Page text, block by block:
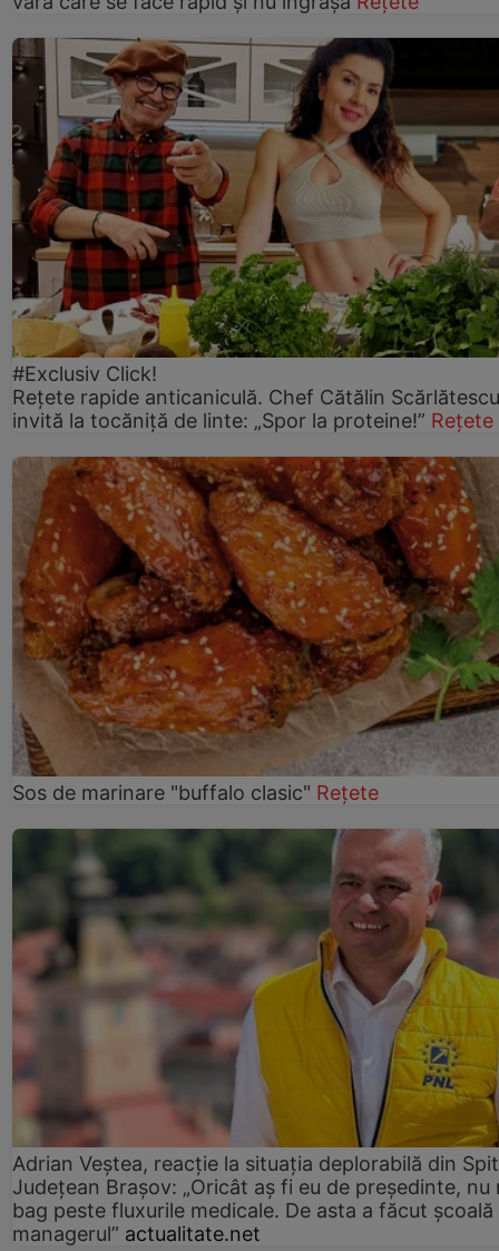
#Exclusiv Click!
Rețete rapide anticaniculă. Chef Cătălin
invită la tocăniță de linte: „Spor la proteine!” Rețete
Sos de marinare "buffalo clasic" Rețete
Adrian Veștea, reacție la situația deplorabilă din
Județean Brașov: „Oricât aș fi eu de președinte, nu
bag peste fluxurile medicale. De asta a făcut școală
managerul” actualitate.net